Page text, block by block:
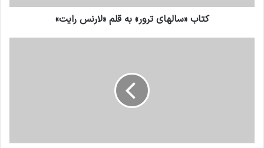
درون مایه های تروریسم
15 ژانویه 2017
گروههای تروریستی غولهای هزار چهره ای هستند که
باید برای مبارزه با آنها سیاستهای مختلف را به
عنوان راه حلی واحد ادغام کرده و بکار گرفت.
کتاب «سالهای ترور» به قلم «لارنس رایت»